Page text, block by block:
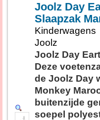
Joolz Day
Slaapzak
Kinderwagens
Joolz
Joolz Day
Deze
de Joolz Day
Monkey
buitenzijde
soepel